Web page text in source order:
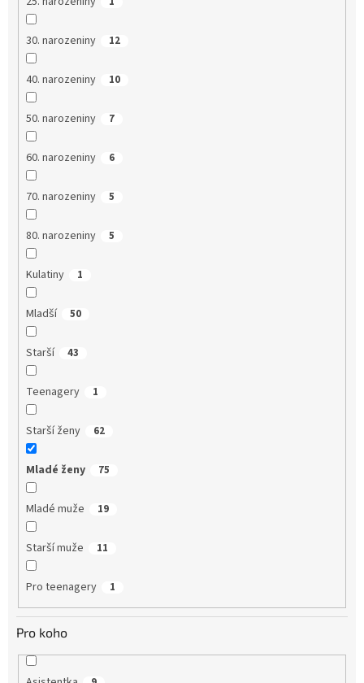
30. narozeniny 12
40. narozeniny 10
50. narozeniny 7
60. narozeniny 6
70. narozeniny 5
80. narozeniny 5
Kulatiny 1
Mladší 50
Starší 43
Teenagery 1
Starší ženy 62
Mladé ženy 75
Mladé muže 19
Starší muže 11
Pro teenagery 1
Pro koho